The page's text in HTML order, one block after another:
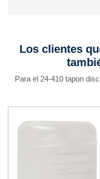
Los clientes
Para el 24-410 tapon